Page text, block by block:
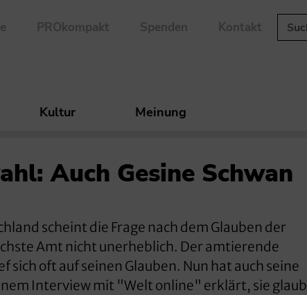
PROkompakt Spenden Kontakt
Kultur Meinung
Auch Gesine Schwan
scheint die Frage nach dem Glauben der
Amt nicht unerheblich. Der amtierende
oft auf seinen Glauben. Nun hat auch seine
Interview mit "Welt online" erklärt, sie